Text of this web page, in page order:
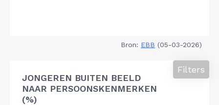
Bron: EBB (05-03-2026)
JONGEREN BUITEN BEELD
NAAR PERSOONSKENMERKEN
(%)
Filters